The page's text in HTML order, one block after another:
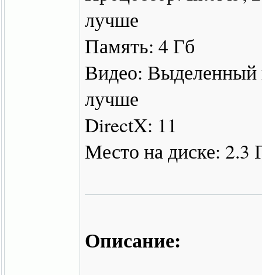
лучше
Память: 4 Гб
Видео: Выделенный
лучше
DirectX: 11
Место на диске: 2.3
Описание: